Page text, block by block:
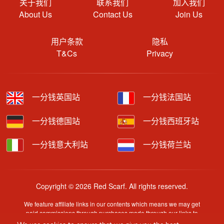
关于我们
About Us
联系我们
Contact Us
加入我们
Join Us
用户条款
T&Cs
隐私
Privacy
一分钱英国站 一分钱法国站
一分钱德国站 一分钱西班牙站
一分钱意大利站 一分钱荷兰站
Copyright © 2026 Red Scarf. All rights reserved.
We feature affiliate links in our contents which means we may get
paid commissions through purchases made through our links to
retailer sites.